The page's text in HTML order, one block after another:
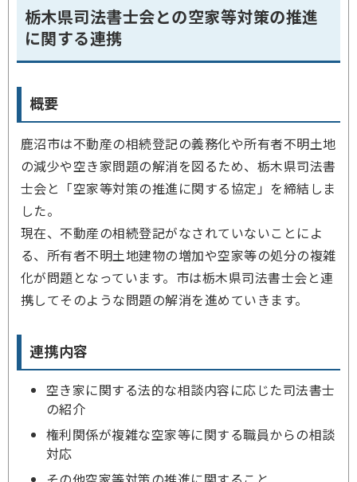
栃木県司法書士会との空家等対策の推進
に関する連携
概要
鹿沼市は不動産の相続登記の義務化や所有者不明土地
の減少や空き家問題の解消を図るため、栃木県司法書
士会と「空家等対策の推進に関する協定」を締結しま
した。
現在、不動産の相続登記がなされていないことによ
る、所有者不明土地建物の増加や空家等の処分の複雑
化が問題となっています。市は栃木県司法書士会と連
携してそのような問題の解消を進めていきます。
連携内容
空き家に関する法的な相談内容に応じた司法書士
の紹介
権利関係が複雑な空家等に関する職員からの相談
対応